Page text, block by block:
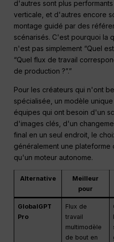
d'autres sont plus
verticale, et d'autres encore
montage guidé par des
scénarisés. C'est pourquoi la
n'est pas simplement “Quel
“Quel flux de travail
de production ?”.”
Pour les créateurs qui n'ont
spécialisée, un modèle
équipes qui ont besoin d'un
d'images clés, d'un
final en un seul endroit, le
généralement une
qu'un moteur autonome.
Alternative
Meilleur
pour
GlobalGPT
Pro
Flux de
travail
multimodèle
de bout en